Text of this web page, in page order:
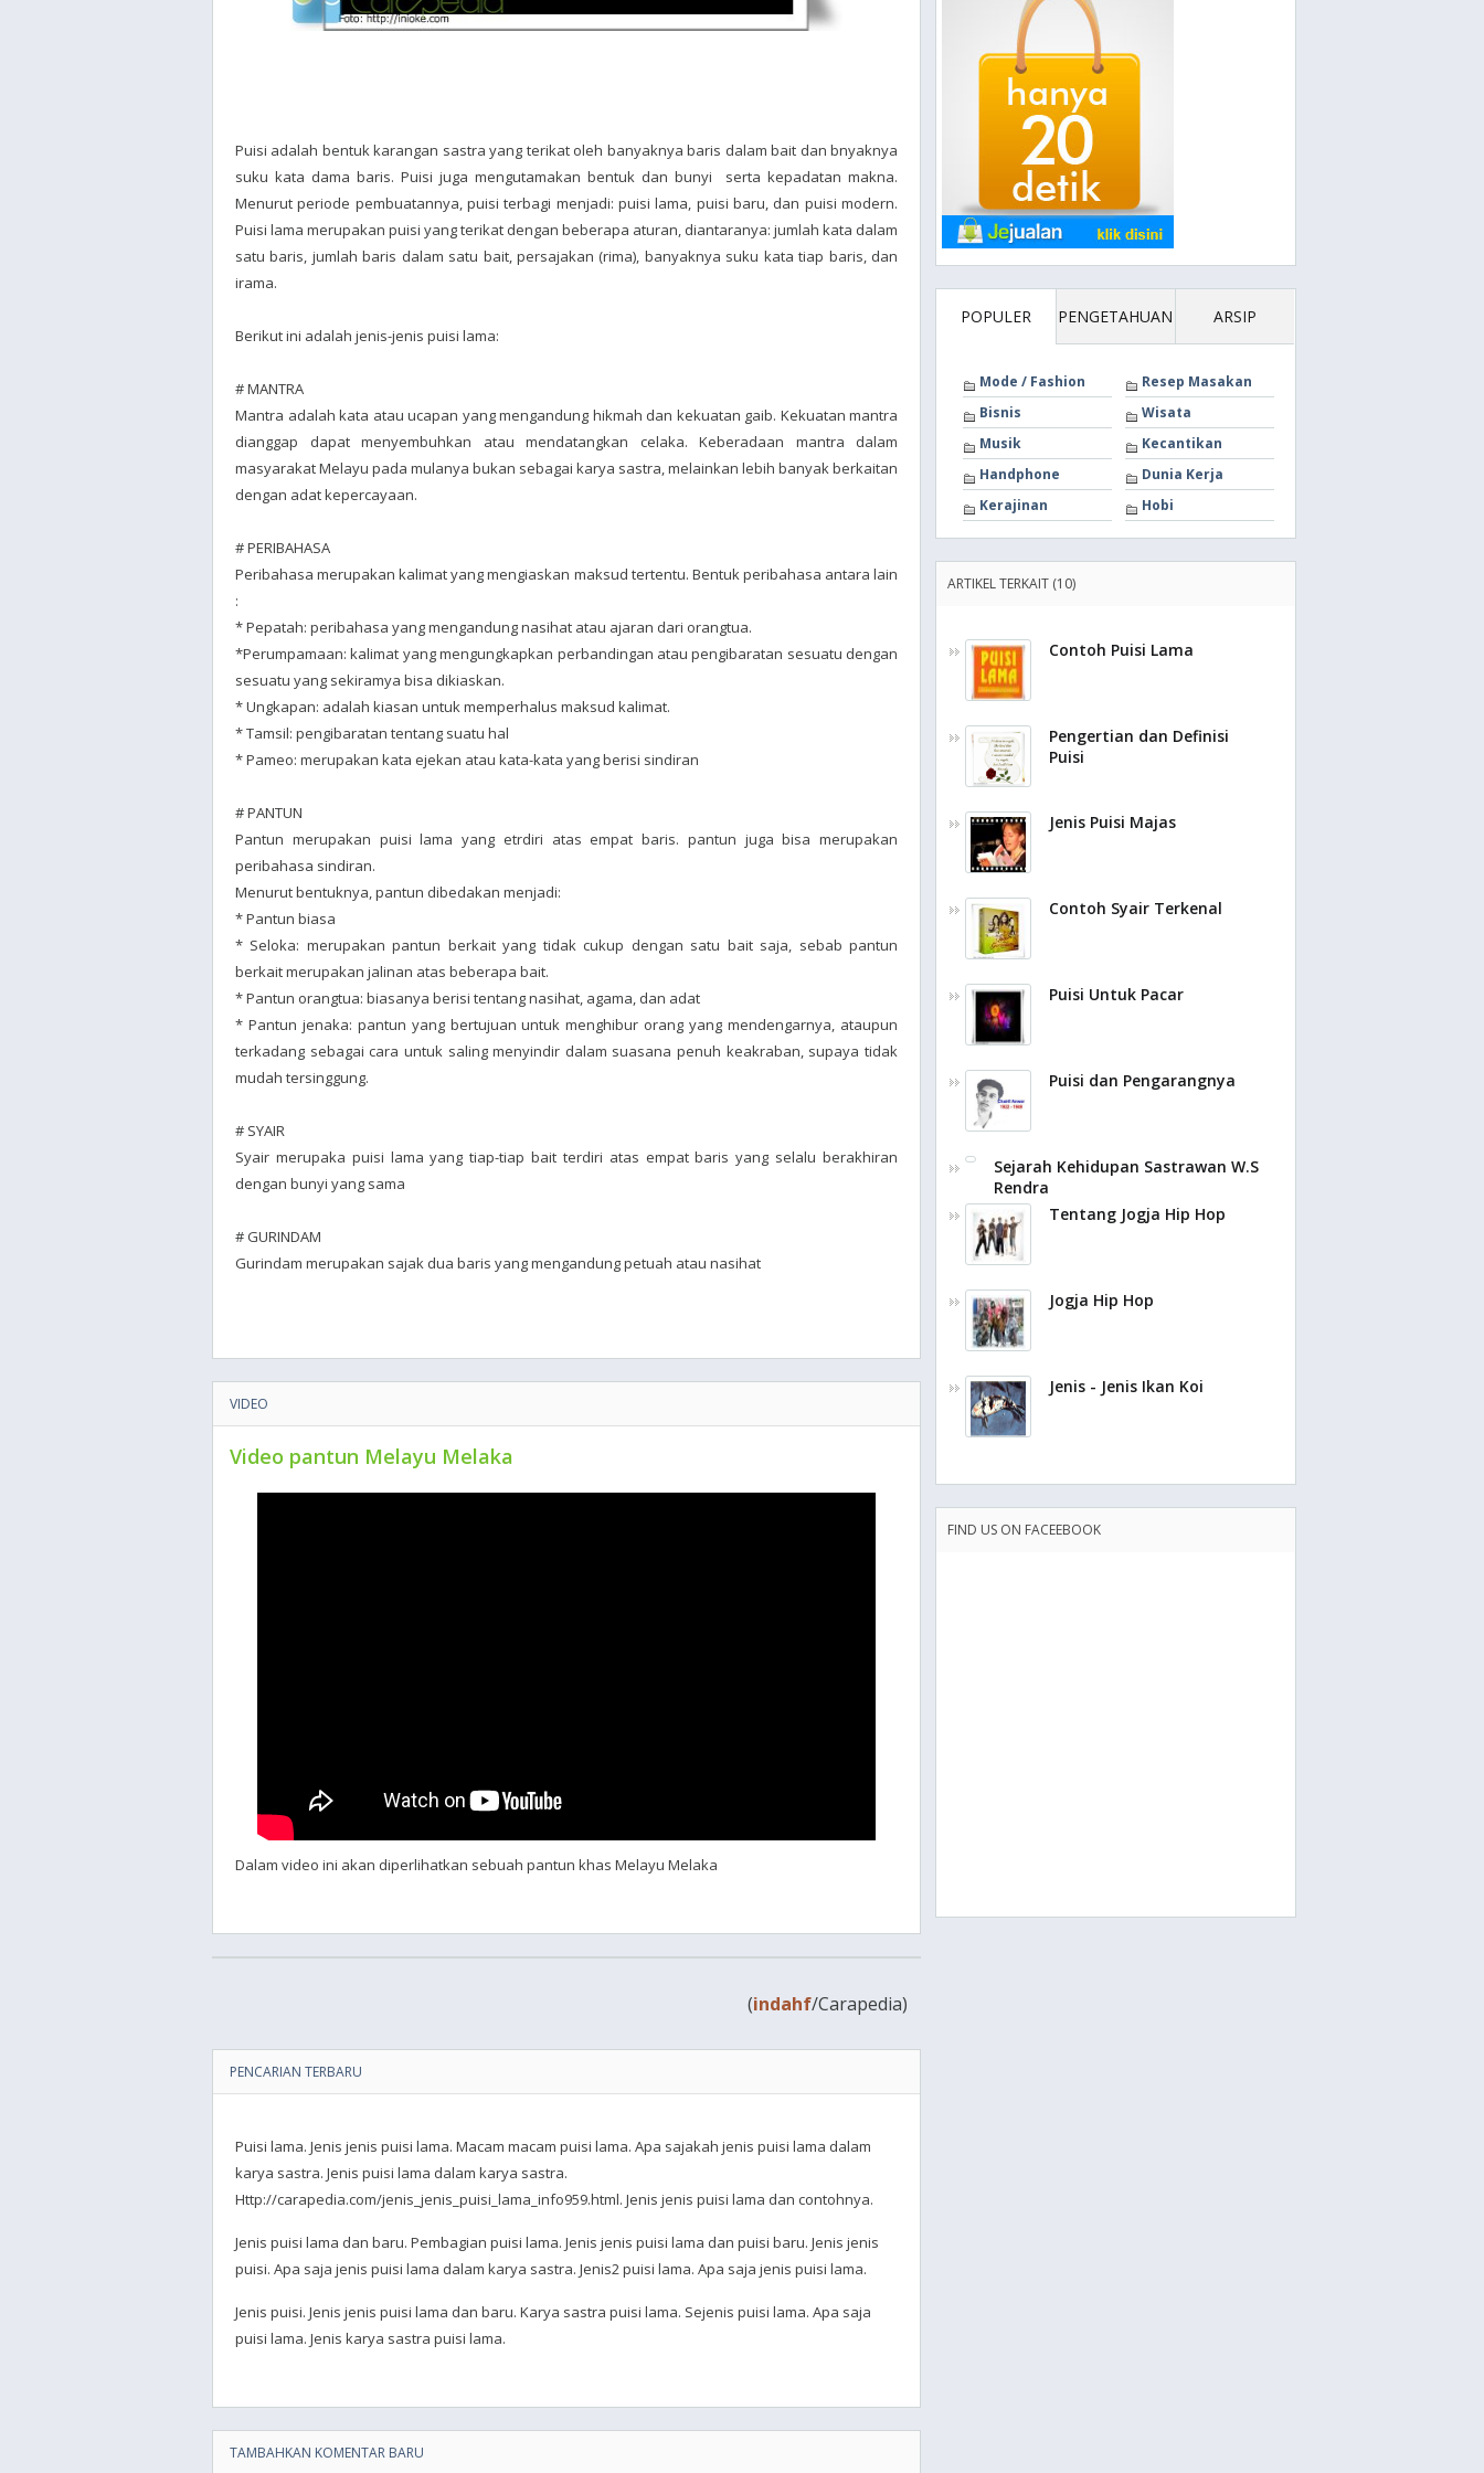
Puisi adalah bentuk karangan sastra yang terikat oleh banyaknya baris dalam bait dan bnyaknya
suku kata dama baris. Puisi juga mengutamakan bentuk dan bunyi serta kepadatan makna.
Menurut periode pembuatannya, puisi terbagi menjadi: puisi lama, puisi baru, dan puisi modern.
Puisi lama merupakan puisi yang terikat dengan beberapa aturan, diantaranya: jumlah kata dalam
satu baris, jumlah baris dalam satu bait, persajakan (rima), banyaknya suku kata tiap baris, dan
irama.
Berikut ini adalah jenis-jenis puisi lama:
# MANTRA
Mantra adalah kata atau ucapan yang mengandung hikmah dan kekuatan gaib. Kekuatan mantra
dianggap dapat menyembuhkan atau mendatangkan celaka. Keberadaan mantra dalam
masyarakat Melayu pada mulanya bukan sebagai karya sastra, melainkan lebih banyak berkaitan
dengan adat kepercayaan.
# PERIBAHASA
Peribahasa merupakan kalimat yang mengiaskan maksud tertentu. Bentuk peribahasa antara lain
:
* Pepatah: peribahasa yang mengandung nasihat atau ajaran dari orangtua.
*Perumpamaan: kalimat yang mengungkapkan perbandingan atau pengibaratan sesuatu dengan
sesuatu yang sekiramya bisa dikiaskan.
* Ungkapan: adalah kiasan untuk memperhalus maksud kalimat.
* Tamsil: pengibaratan tentang suatu hal
* Pameo: merupakan kata ejekan atau kata-kata yang berisi sindiran
# PANTUN
Pantun merupakan puisi lama yang etrdiri atas empat baris. pantun juga bisa merupakan
peribahasa sindiran.
Menurut bentuknya, pantun dibedakan menjadi:
* Pantun biasa
* Seloka: merupakan pantun berkait yang tidak cukup dengan satu bait saja, sebab pantun
berkait merupakan jalinan atas beberapa bait.
* Pantun orangtua: biasanya berisi tentang nasihat, agama, dan adat
* Pantun jenaka: pantun yang bertujuan untuk menghibur orang yang mendengarnya, ataupun
terkadang sebagai cara untuk saling menyindir dalam suasana penuh keakraban, supaya tidak
mudah tersinggung.
# SYAIR
Syair merupaka puisi lama yang tiap-tiap bait terdiri atas empat baris yang selalu berakhiran
dengan bunyi yang sama
# GURINDAM
Gurindam merupakan sajak dua baris yang mengandung petuah atau nasihat
VIDEO
Video pantun Melayu Melaka
Dalam video ini akan diperlihatkan sebuah pantun khas Melayu Melaka
(indahf/Carapedia)
PENCARIAN TERBARU
Puisi lama. Jenis jenis puisi lama. Macam macam puisi lama. Apa sajakah jenis puisi lama dalam
karya sastra. Jenis puisi lama dalam karya sastra.
Http://carapedia.com/jenis_jenis_puisi_lama_info959.html. Jenis jenis puisi lama dan contohnya.
Jenis puisi lama dan baru. Pembagian puisi lama. Jenis jenis puisi lama dan puisi baru. Jenis jenis
puisi. Apa saja jenis puisi lama dalam karya sastra. Jenis2 puisi lama. Apa saja jenis puisi lama.
Jenis puisi. Jenis jenis puisi lama dan baru. Karya sastra puisi lama. Sejenis puisi lama. Apa saja
puisi lama. Jenis karya sastra puisi lama.
TAMBAHKAN KOMENTAR BARU
POPULER PENGETAHUAN ARSIP
Mode / Fashion
Resep Masakan
Bisnis
Wisata
Musik
Kecantikan
Handphone
Dunia Kerja
Kerajinan
Hobi
ARTIKEL TERKAIT (10)
Contoh Puisi Lama
Pengertian dan Definisi
Puisi
Jenis Puisi Majas
Contoh Syair Terkenal
Puisi Untuk Pacar
Puisi dan Pengarangnya
Sejarah Kehidupan Sastrawan W.S
Rendra
Tentang Jogja Hip Hop
Jogja Hip Hop
Jenis - Jenis Ikan Koi
FIND US ON FACEEBOOK